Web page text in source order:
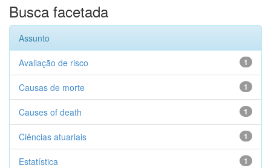
Busca facetada
Assunto
1
Avaliação de risco
1
Causas de morte
1
Causes of death
1
Ciências atuariais
1
Estatística